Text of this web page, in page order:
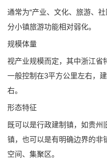
通常为“产业、文化、旅游、
分小镇旅游功能相对弱化。
规模体量
视产业规模而定，其中浙江省
一般控制在3平方公里左右，
右。
形态特征
既可以是行政建制镇，如贵
镇，也可以是有明确边界的非
空间、集聚区。